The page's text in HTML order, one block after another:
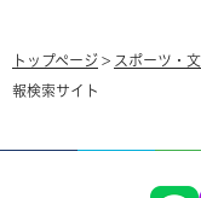
トップページ > スポーツ・
報検索サイト